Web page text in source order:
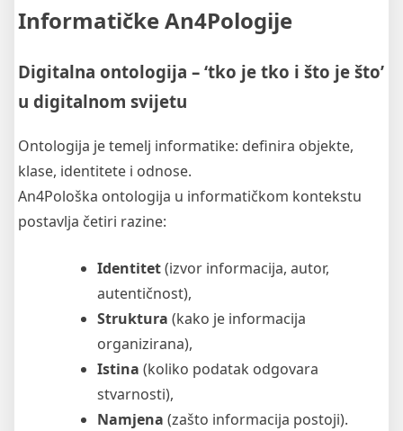
Informatičke An4Pologije
Digitalna ontologija – ‘tko je tko i što je što’
u digitalnom svijetu
Ontologija je temelj informatike: definira objekte,
klase, identitete i odnose.
An4Pološka ontologija u informatičkom kontekstu
postavlja četiri razine:
Identitet(izvor informacija, autor,
autentičnost),
Struktura (kako je informacija
organizirana),
Istina (koliko podatak odgovara
stvarnosti),
Namjena (zašto informacija postoji).